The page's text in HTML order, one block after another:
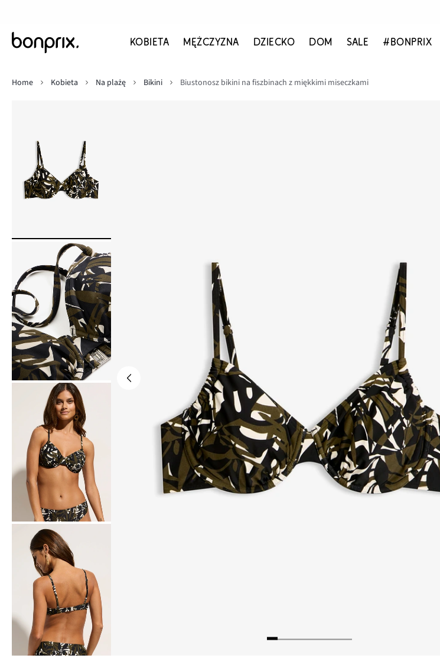
KOBIETA MĘŻCZYZNA DZIECKO DOM SALE #BONPRIX
Home
Kobieta Na plażę Bikini Biustonosz bikini na fiszbinach z miękkimi miseczkami